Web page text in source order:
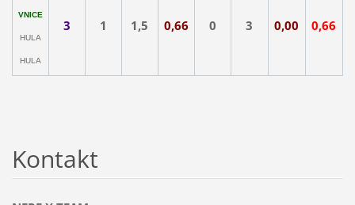
VNICE
HULA
HULA
3 1 1,5 0,66 0 3 0,00 0,66
Kontakt